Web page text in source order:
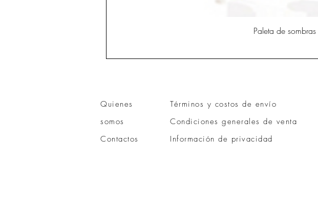
Paleta de
Quienes
somos
Contactos
Términos y costos de envío
Condiciones generales de venta
Información de privacidad